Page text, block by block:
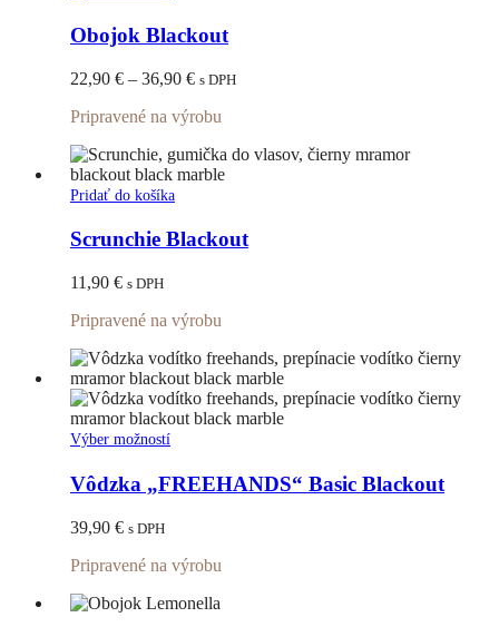
má
viacero
variantov.
Možnosti
môžete
vybrať
na
stránke
produktu.
Obojok Blackout
22,90 € – 36,90 €Price
22,90 €
36,90 €
s DPH
Pripravené na výrobu
Pridať do košíka
Scrunchie Blackout
11,90 € s DPH
Pripravené na výrobu
Výber možnostíTento
má
viacero
môžete
vybrať
Vôdzka „FREEHANDS“ Basic Blackout
39,90 € s DPH
Pripravené na výrobu